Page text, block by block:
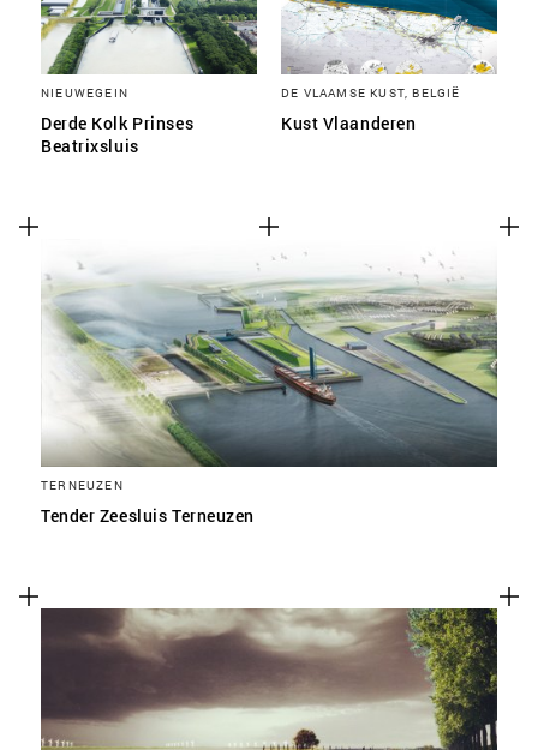
NIEUWEGEIN
Derde Kolk Prinses
Beatrixsluis
DE VLAAMSE KUST, BELGIË
Kust Vlaanderen
TERNEUZEN
Tender Zeesluis Terneuzen